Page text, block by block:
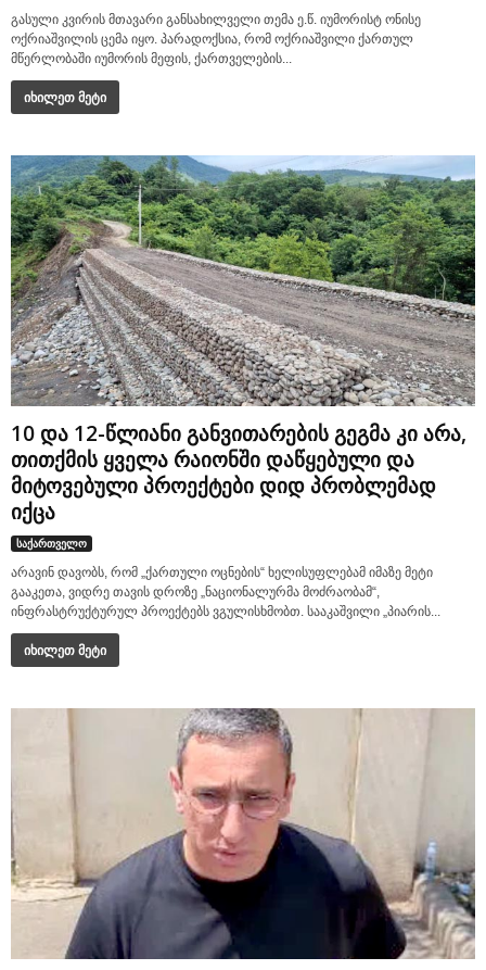
გასული კვირის მთავარი განსახილველი თემა ე.წ. იუმორისტ ონისე
ოქრიაშვილის ცემა იყო. პარადოქსია, რომ ოქრიაშვილი ქართულ
მწერლობაში იუმორის მეფის, ქართველების...
იხილეთ მეტი
10 და 12-წლიანი განვითარების გეგმა კი არა,
თითქმის ყველა რაიონში დაწყებული და
მიტოვებული პროექტები დიდ პრობლემად
იქცა
საქართველო
არავინ დავობს, რომ „ქართული ოცნების“ ხელისუფლებამ იმაზე მეტი
გააკეთა, ვიდრე თავის დროზე „ნაციონალურმა მოძრაობამ“,
ინფრასტრუქტურულ პროექტებს ვგულისხმობთ. სააკაშვილი „პიარის...
იხილეთ მეტი